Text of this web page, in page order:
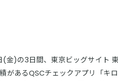
)の3日間、東京ビッグサイト
があるQSCチェックアプリ「キ